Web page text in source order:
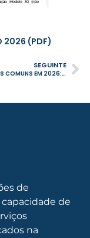
2026 (PDF)
SEGUINTE
ERROS FISCAIS COMUNS EM 2026: O QUE ESTÁ A CUSTAR DINHEIRO AOS CONTRIBUINTES
de
de
na